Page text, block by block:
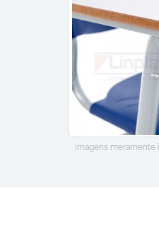
Imagens meramente